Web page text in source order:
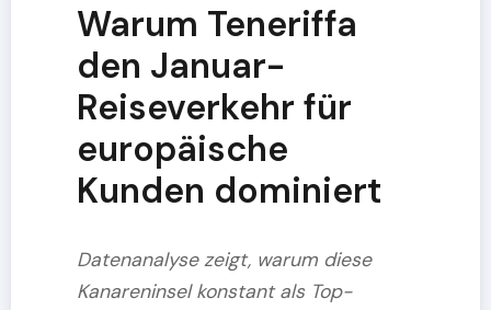
Warum Teneriffa
den Januar-
Reiseverkehr für
europäische
Kunden dominiert
Datenanalyse zeigt, warum diese
Kanareninsel konstant als Top-